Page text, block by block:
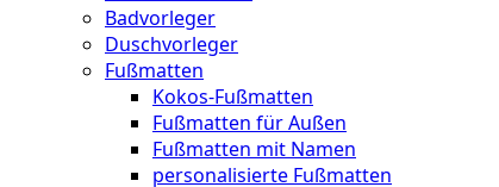
Badvorleger
Duschvorleger
Fußmatten
Kokos-Fußmatten
Fußmatten für Außen
Fußmatten mit Namen
personalisierte Fußmatten